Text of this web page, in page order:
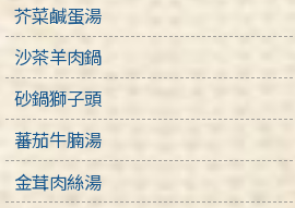
芥菜鹹蛋湯
沙茶羊肉鍋
砂鍋獅子頭
蕃茄牛腩湯
金茸肉絲湯